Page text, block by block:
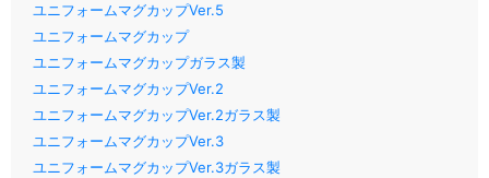
ユニフォームマグカップVer.5
ユニフォームマグカップ
ユニフォームマグカップガラス製
ユニフォームマグカップVer.2
ユニフォームマグカップVer.2ガラス製
ユニフォームマグカップVer.3
ユニフォームマグカップVer.3ガラス製